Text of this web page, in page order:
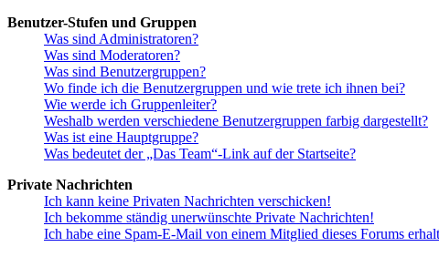
Benutzer-Stufen und Gruppen
Was sind Administratoren?
Was sind Moderatoren?
Was sind Benutzergruppen?
Wo finde ich die Benutzergruppen und wie trete ich ihnen bei?
Wie werde ich Gruppenleiter?
Weshalb werden verschiedene Benutzergruppen farbig dargestellt?
Was ist eine Hauptgruppe?
Was bedeutet der „Das Team“-Link auf der Startseite?
Private Nachrichten
Ich kann keine Privaten Nachrichten verschicken!
Ich bekomme ständig unerwünschte Private Nachrichten!
Ich habe eine Spam-E-Mail von einem Mitglied dieses Forums